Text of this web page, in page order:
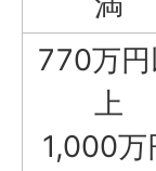
770万円
上
1,000万